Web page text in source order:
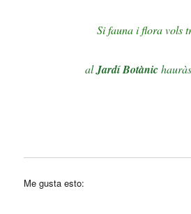
Si fauna i flora vols
alJardí Botànic
Me gusta esto: